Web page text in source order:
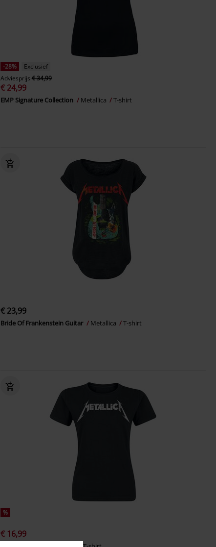
-28%
Exclusief
Adviesprijs € 34,99
€ 24,99
EMP Signature Collection Metallica T-shirt
€ 23,99
Bride Of Frankenstein Guitar Metallica T-shirt
%
€ 16,99